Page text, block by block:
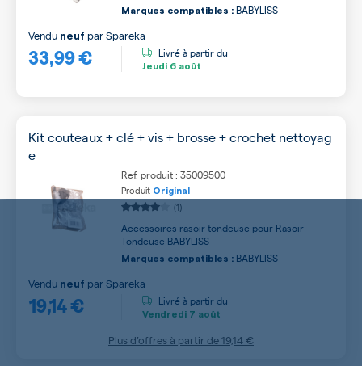
Marques compatibles : BABYLISS
33,99 €
Vendu neuf parSpareka
Livré à partir du
Jeudi 6 août
Kit couteaux + clé + vis + brosse + crochet nettoyag
e
Ref. produit : 35009500
Produit Original
(1)
Accessoires rasoir tondeuse pour Rasoir -
Tondeuse BABYLISS
Marques compatibles : BABYLISS
19,14 €
Vendu neuf parSpareka
Livré à partir du
Vendredi 7 août
Plus d’offres à partir de19,14 €